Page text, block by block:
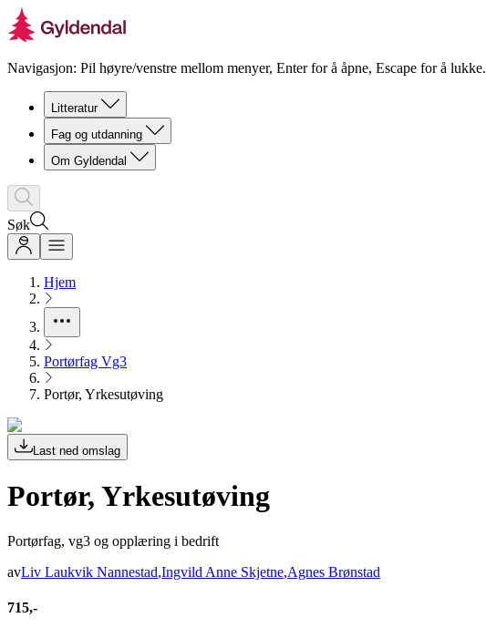
Navigasjon: Pil høyre/venstre mellom menyer, Enter for å åpne, Escape for å lukke.
Litteratur
Fag og utdanning
Om Gyldendal
Søk
Hjem
Portørfag Vg3
Portør, Yrkesutøving
Last ned omslag
Portør, Yrkesutøving
Portørfag, vg3 og opplæring i bedrift
avLiv Laukvik Nannestad,Ingvild Anne Skjetne,Agnes Brønstad
715,-